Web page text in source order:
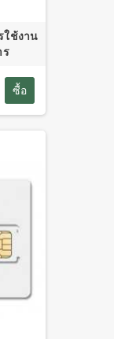
ใช้งาน
ร
ซื้อ